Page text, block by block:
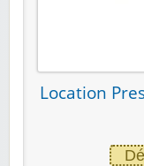
Location